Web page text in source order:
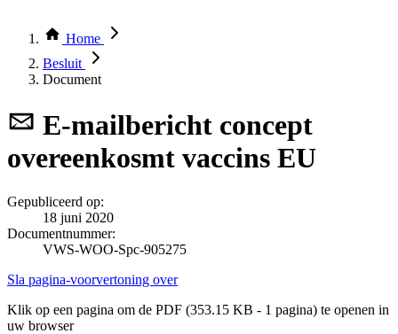
Thema COVID-19
Bekijk per bestuursorgaan
Home
Besluit
Document
E-mailbericht concept
overeenkosmt vaccins EU
Gepubliceerd op:
18 juni 2020
Documentnummer:
VWS-WOO-Spc-905275
Sla pagina-voorvertoning over
Klik op een pagina om de PDF (353.15 KB - 1 pagina) te openen in
uw browser